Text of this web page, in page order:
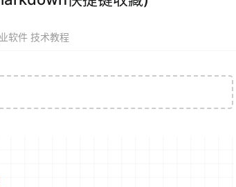
软件 技术教程